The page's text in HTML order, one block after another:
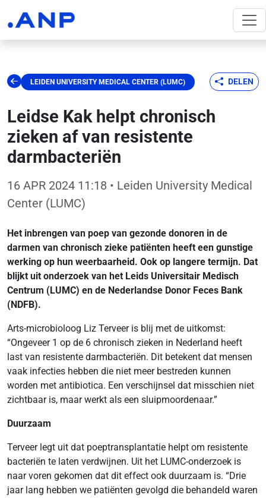
LEIDEN UNIVERSITY MEDICAL CENTER (LUMC) DELEN
Leidse Kak helpt chronisch
zieken af van resistente
darmbacteriën
16 APR 2024 11:18 • Leiden University Medical
Center (LUMC)
Het inbrengen van poep van gezonde donoren in de
darmen van chronisch zieke patiënten heeft een gunstige
werking op hun weerbaarheid. Ook op langere termijn. Dat
blijkt uit onderzoek van het Leids Universitair Medisch
Centrum (LUMC) en de Nederlandse Donor Feces Bank
(NDFB).
Arts-microbioloog Liz Terveer is blij met de uitkomst:
“Ongeveer 1 op de 6 chronisch zieken in Nederland heeft
last van resistente darmbacteriën. Dit betekent dat mensen
vaak infecties hebben die niet meer bestreden kunnen
worden met antibiotica. Een verschijnsel dat misschien niet
zichtbaar is, maar werkt als een sluipmoordenaar.”
Duurzaam
Terveer legt uit dat poeptransplantatie helpt om resistente
bacteriën te laten verdwijnen. Uit het LUMC-onderzoek is
naar voren gekomen dat dit effect ook duurzaam is. “Drie
jaar lang hebben we patiënten gevolgd die behandeld waren